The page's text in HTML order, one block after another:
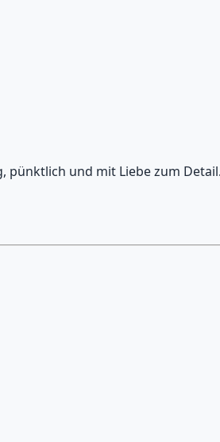
und mit Liebe zum